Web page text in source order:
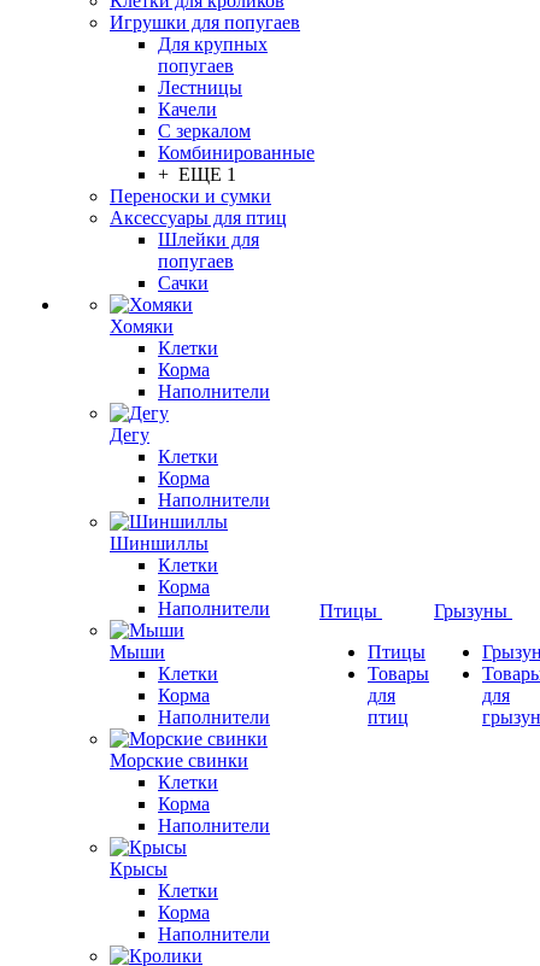
Игрушки для попугаев
Для крупных
попугаев
Лестницы
Качели
С зеркалом
Комбинированные
+ ЕЩЕ 1
Переноски и сумки
Аксессуары для птиц
Шлейки для
попугаев
Сачки
Хомяки
Клетки
Корма
Наполнители
Дегу
Клетки
Корма
Наполнители
Шиншиллы
Клетки
Корма
Наполнители
Мыши
Клетки
Корма
Наполнители
Морские свинки
Клетки
Корма
Наполнители
Крысы
Клетки
Корма
Наполнители
Птицы
Птицы
Товары
для
птиц
Грызуны
для